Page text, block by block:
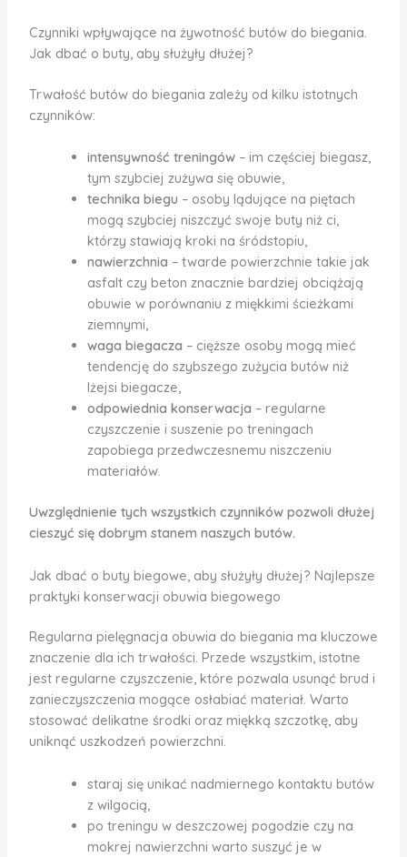
Czynniki wpływające na żywotność butów do biegania.
Jak dbać o buty, aby służyły dłużej?
Trwałość butów do biegania zależy od kilku istotnych
czynników:
intensywność treningów– im częściej biegasz,
tym szybciej zużywa się obuwie,
technika biegu – osoby lądujące na piętach
mogą szybciej niszczyć swoje buty niż ci,
którzy stawiają kroki na śródstopiu,
nawierzchnia – twarde powierzchnie takie jak
asfalt czy beton znacznie bardziej obciążają
obuwie w porównaniu z miękkimi ścieżkami
ziemnymi,
waga biegacza – cięższe osoby mogą mieć
tendencję do szybszego zużycia butów niż
lżejsi biegacze,
odpowiednia konserwacja – regularne
czyszczenie i suszenie po treningach
zapobiega przedwczesnemu niszczeniu
materiałów.
Uwzględnienie tych wszystkich czynników pozwoli dłużej
cieszyć się dobrym stanem naszych butów.
Jak dbać o buty biegowe, aby służyły dłużej? Najlepsze
praktyki konserwacji obuwia biegowego
Regularna pielęgnacja obuwia do biegania ma kluczowe
znaczenie dla ich trwałości. Przede wszystkim, istotne
jest regularne czyszczenie, które pozwala usunąć brud i
zanieczyszczenia mogące osłabiać materiał. Warto
stosować delikatne środki oraz miękką szczotkę, aby
uniknąć uszkodzeń powierzchni.
staraj się unikać nadmiernego kontaktu butów
z wilgocią,
po treningu w deszczowej pogodzie czy na
mokrej nawierzchni warto suszyć je w